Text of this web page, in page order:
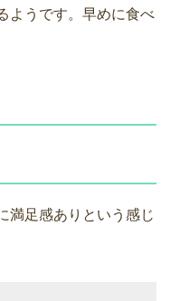
ようです。早めに食べ
満足感ありという感じ